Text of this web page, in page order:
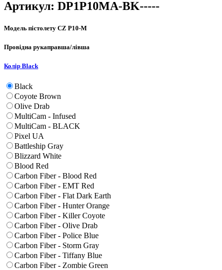
Артикул: DP1P10MA-BK-----
Модель пістолету CZ P10-M
Провідна рукаправша/лівша
Колір Black
Black
Coyote Brown
Olive Drab
MultiCam - Infused
MultiCam - BLACK
Pixel UA
Battleship Gray
Blizzard White
Blood Red
Carbon Fiber - Blood Red
Carbon Fiber - EMT Red
Carbon Fiber - Flat Dark Earth
Carbon Fiber - Hunter Orange
Carbon Fiber - Killer Coyote
Carbon Fiber - Olive Drab
Carbon Fiber - Police Blue
Carbon Fiber - Storm Gray
Carbon Fiber - Tiffany Blue
Carbon Fiber - Zombie Green